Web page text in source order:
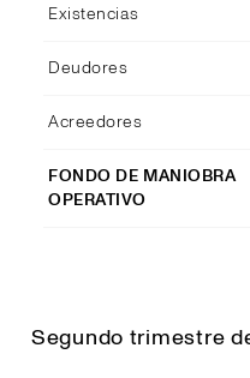
Existencias
Deudores
Acreedores
FONDO DE MANIOBRA
OPERATIVO
Segundo trimestre